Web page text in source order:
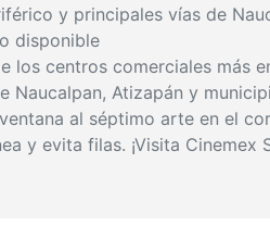
y principales vías de
disponible
los centros comerciales más
Naucalpan, Atizapán y
al séptimo arte en el
y evita filas. ¡Visita